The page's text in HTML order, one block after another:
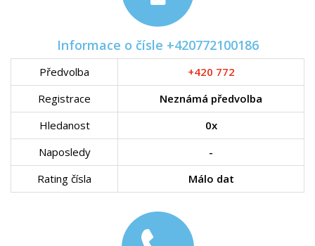
Informace o čísle +420772100186
Předvolba
+420 772
Registrace
Neznámá předvolba
Hledanost
0x
Naposledy
-
Rating čísla
Málo dat